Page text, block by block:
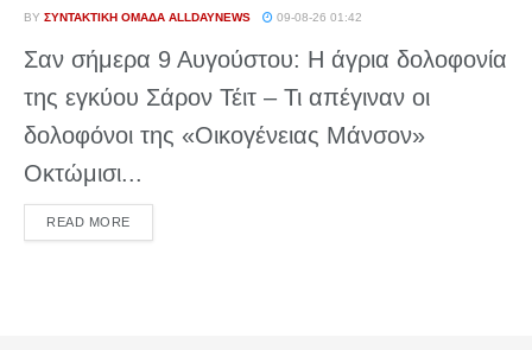
BY ΣΥΝΤΑΚΤΙΚΉ ΟΜΆΔΑ ALLDAYNEWS 09-08-26 01:42
Σαν σήμερα 9 Αυγούστου: Η άγρια δολοφονία
της εγκύου Σάρον Τέιτ – Τι απέγιναν οι
δολοφόνοι της «Οικογένειας Μάνσον»
Οκτώμισι...
READ MOREDETAILS